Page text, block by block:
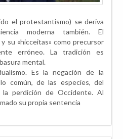
el protestantismo) se deriva
moderna también. El
su «hicceitas» como precursor
erróneo. La tradición es
mental.
Es la negación de la
común, de las especies, del
la perdición de Occidente. Al
su propia sentencia